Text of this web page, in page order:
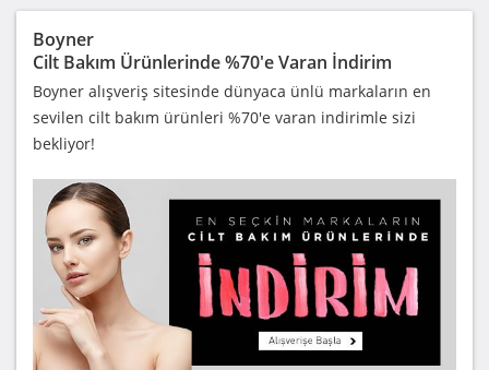
Boyner
Cilt Bakım Ürünlerinde %70'e Varan İndirim
Boyner alışveriş sitesinde dünyaca ünlü markaların en
sevilen cilt bakım ürünleri %70'e varan indirimle sizi
bekliyor!